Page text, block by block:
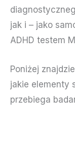
jak i – jako
ADHD testem
Poniżej
jakie elementy
przebiega